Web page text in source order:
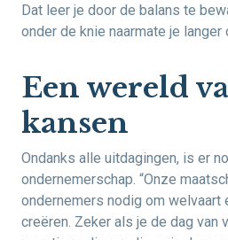
Dat leer je door de balans te
onder de knie naarmate je langer
Een wereld
kansen
Ondanks alle uitdagingen, is er
ondernemerschap. “Onze
ondernemers nodig om
creëren. Zeker als je de dag van